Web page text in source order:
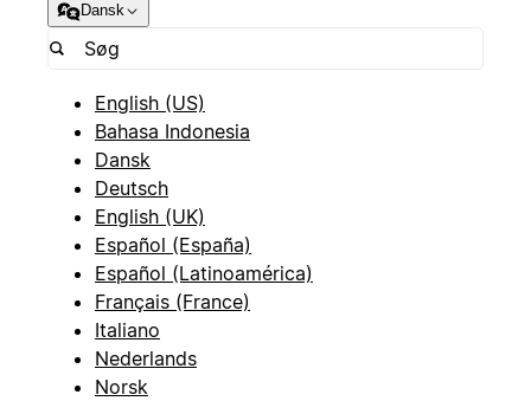
Dansk
English (US)
Bahasa Indonesia
Dansk
Deutsch
English (UK)
Español (España)
Español (Latinoamérica)
Français (France)
Italiano
Nederlands
Norsk